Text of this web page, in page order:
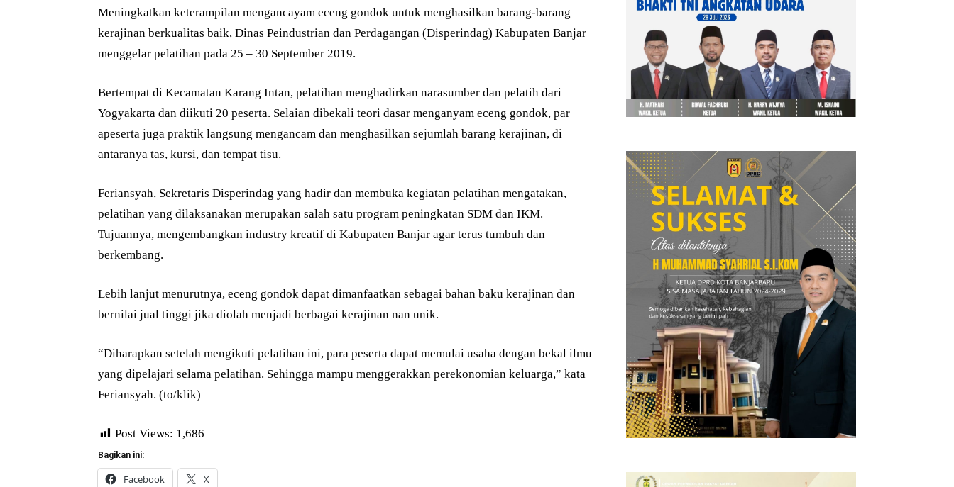
Meningkatkan keterampilan mengancayam eceng gondok untuk menghasilkan barang-barang
kerajinan berkualitas baik, Dinas Peindustrian dan Perdagangan (Disperindag) Kabupaten Banjar
menggelar pelatihan pada 25 – 30 September 2019.
Bertempat di Kecamatan Karang Intan, pelatihan menghadirkan narasumber dan pelatih dari
Yogyakarta dan diikuti 20 peserta. Selaian dibekali teori dasar menganyam eceng gondok, par
apeserta juga praktik langsung mengancam dan menghasilkan sejumlah barang kerajinan, di
antaranya tas, kursi, dan tempat tisu.
Feriansyah, Sekretaris Disperindag yang hadir dan membuka kegiatan pelatihan mengatakan,
pelatihan yang dilaksanakan merupakan salah satu program peningkatan SDM dan IKM.
Tujuannya, mengembangkan industry kreatif di Kabupaten Banjar agar terus tumbuh dan
berkembang.
Lebih lanjut menurutnya, eceng gondok dapat dimanfaatkan sebagai bahan baku kerajinan dan
bernilai jual tinggi jika diolah menjadi berbagai kerajinan nan unik.
“Diharapkan setelah mengikuti pelatihan ini, para peserta dapat memulai usaha dengan bekal ilmu
yang dipelajari selama pelatihan. Sehingga mampu menggerakkan perekonomian keluarga,” kata
Feriansyah. (to/klik)
Post Views: 1,686
Bagikan ini:
Facebook X